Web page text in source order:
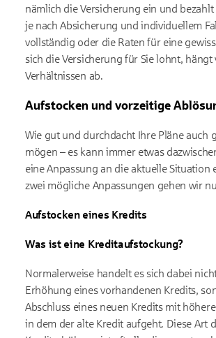
nämlich die Versicherung ein und
je nach Absicherung und individuellem
vollständig oder die Raten für eine
sich die Versicherung für Sie lohnt, hängt
Verhältnissen ab.
Aufstocken und vorzeitige
Wie gut und durchdacht Ihre Pläne auch
mögen – es kann immer etwas
eine Anpassung an die aktuelle Situation
zwei mögliche Anpassungen gehen wir
Aufstocken eines Kredits
Was ist eine Kreditaufstockung?
Normalerweise handelt es sich dabei
Erhöhung eines vorhandenen Kredits,
Abschluss eines neuen Kredits mit
in dem der alte Kredit aufgeht. Diese Art